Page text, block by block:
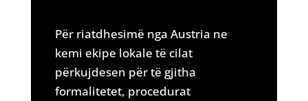
Për riatdhesimë nga Austria ne
kemi ekipe lokale të cilat
përkujdesen për të gjitha
formalitetet, procedurat